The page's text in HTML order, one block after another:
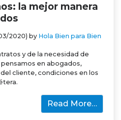
la mejor manera
2020) by Hola Bien para Bien
y de la necesidad de
en abogados,
cliente, condiciones en los
Read More…